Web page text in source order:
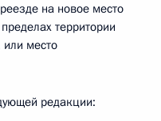
на новое место
территории
или место
редакции: